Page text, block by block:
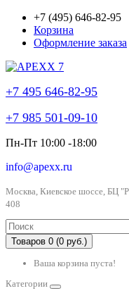
+7 (495) 646-82-95
Корзина
Оформление заказа
+7 495 646-82-95
+7 985 501-09-10
Пн-Пт 10:00 -18:00
info@apexx.ru
Москва, Киевское шоссе, БЦ
408
Товаров 0 (0 руб.)
Ваша корзина пуста!
Категории